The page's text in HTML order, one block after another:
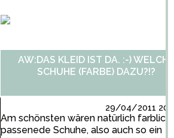
AW:DAS KLEID IST DA. :-) WELCHE
SCHUHE (FARBE) DAZU?!?
29/04/2011
Am schönsten wären natürlich farblich
passenede Schuhe, also auch so ein